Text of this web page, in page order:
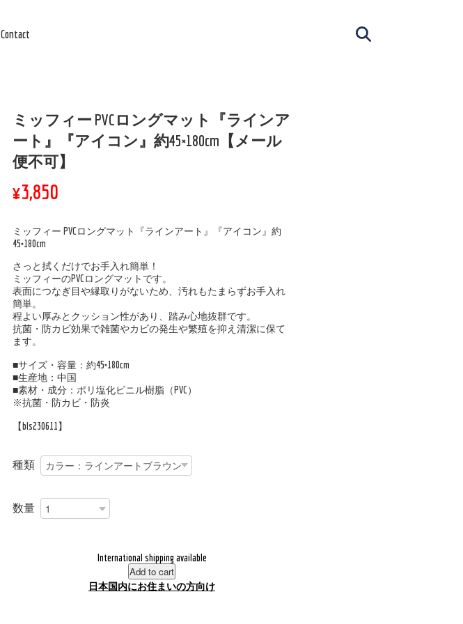
Contact
ミッフィー PVCロングマット『ラインア
ート』『アイコン』約45×180cm【メール
便不可】
¥3,850
ミッフィー PVCロングマット『ラインアート』『アイコン』約
45×180cm
さっと拭くだけでお手入れ簡単！
ミッフィーのPVCロングマットです。
表面につなぎ目や縁取りがないため、汚れもたまらずお手入れ
簡単。
程よい厚みとクッション性があり、踏み心地抜群です。
抗菌・防カビ効果で雑菌やカビの発生や繁殖を抑え清潔に保て
ます。
■サイズ・容量：約45×180cm
■生産地：中国
■素材・成分：ポリ塩化ビニル樹脂（PVC）
※抗菌・防カビ・防炎
【bls230611】
種類
数量
International shipping available
Add to cart
日本国内にお住まいの方向け